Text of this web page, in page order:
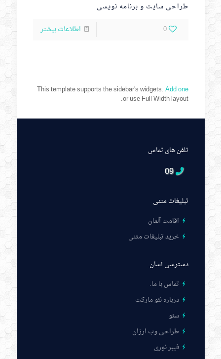
طراحی سایت و برنامه نویسی
0
اطلاعات بیشتر
This template supports the sidebar's widgets.Add one
or use Full Width layout.
تلفن های تماس
09
تبلیغات متنی
اقامت آلمان
خرید تبلیغات متنی
دسترسی آسان
تماس با ما.
درباره نئو مارکت
سئو
طراحی وب ارزان
فیبر نوری